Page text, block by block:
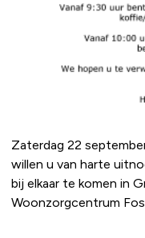
Burendag
Zaterdag 22
willen u van harte
bij elkaar te komen in
Woonzorgcentrum